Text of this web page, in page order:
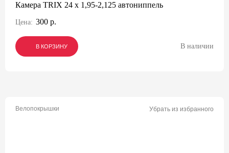
Камера TRIX 24 x 1,95-2,125 автониппель
Цена: 300 р.
В КОРЗИНУ
В КОРЗИНУ
В КОРЗИНУ В наличии
Велопокрышки Убрать из избранного